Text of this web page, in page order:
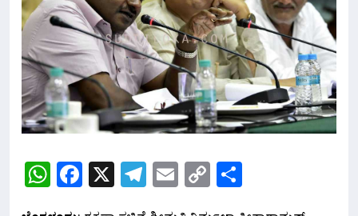
WhatsApp
Facebook
X Telegram
Email
Copy
Link